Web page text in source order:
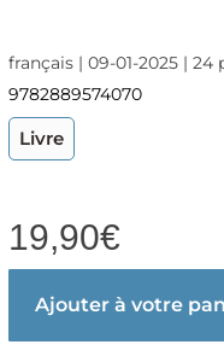
français | 09-01-2025 | 24
9782889574070
Livre
19,90€
Ajouter à votre